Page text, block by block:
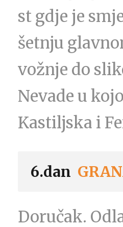
st gdje je
šetnju
vožnje do
Nevade u
Kastiljska i
6.dan
Doručak.